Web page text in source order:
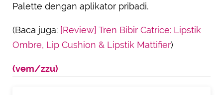
Palette dengan aplikator pribadi.
(Baca juga: [Review] Tren Bibir Catrice: Lipstik
Ombre, Lip Cushion & Lipstik Mattifier)
(vem/zzu)